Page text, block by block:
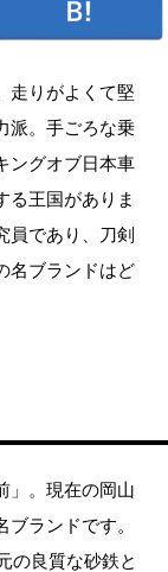
走りがよくて堅
派。手ごろな乗
ングオブ日本車
る王国がありま
員であり、刀剣
名ブランドはど
」。現在の岡山
ランドです。
の良質な砂鉄と